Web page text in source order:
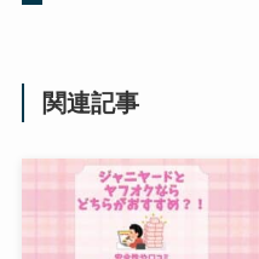
だ
や
関連記事